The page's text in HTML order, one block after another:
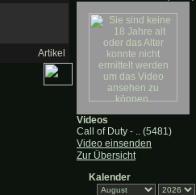
Artikel
Videos
Call of Duty - .. (5481)
Video einsenden
Zur Übersicht
Kalender